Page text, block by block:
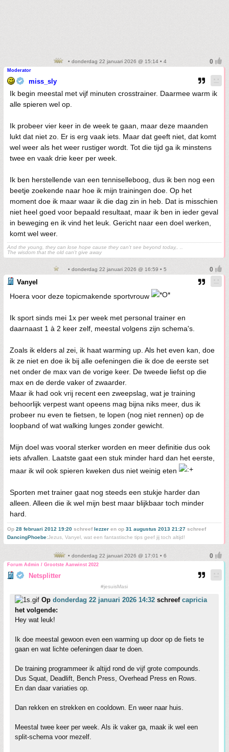
• donderdag 22 januari 2026 @ 15:14 • 4
Moderator
miss_sly
Ik begin meestal met vijf minuten crosstrainer. Daarmee warm ik
alle spieren wel op.
Ik probeer vier keer in de week te gaan, maar deze maanden
lukt dat niet zo. Er is erg vaak iets. Maar dat geeft niet, dat komt
wel weer als het weer rustiger wordt. Tot die tijd ga ik minstens
twee en vaak drie keer per week.
Ik ben herstellende van een tenniselleboog, dus ik ben nog een
beetje zoekende naar hoe ik mijn trainingen doe. Op het
moment doe ik maar waar ik die dag zin in heb. Dat is misschien
niet heel goed voor bepaald resultaat, maar ik ben in ieder geval
in beweging en ik vind het leuk. Gericht naar een doel werken,
komt wel weer.
And the young, they can lose hope cause they can't see beyond today,. ..
The wisdom that the old can't give away
• donderdag 22 januari 2026 @ 16:59 • 5
Vanyel
Hoera voor deze topicmakende sportvrouw
Ik sport sinds mei 1x per week met personal trainer en
daarnaast 1 à 2 keer zelf, meestal volgens zijn schema's.
Zoals ik elders al zei, ik haat warming up. Als het even kan, doe
ik ze niet en doe ik bij alle oefeningen die ik doe de eerste set
net onder de max van de vorige keer. De tweede liefst op die
max en de derde vaker of zwaarder.
Maar ik had ook vrij recent een zweepslag, wat je training
behoorlijk verpest want opeens mag bijna niks meer, dus ik
probeer nu even te fietsen, te lopen (nog niet rennen) op de
loopband of wat walking lunges zonder gewicht.
Mijn doel was vooral sterker worden en meer definitie dus ook
iets afvallen. Laatste gaat een stuk minder hard dan het eerste,
maar ik wil ook spieren kweken dus niet weinig eten
Sporten met trainer gaat nog steeds een stukje harder dan
alleen. Alleen die ik wel mijn best maar blijkbaar toch minder
hard.
Op 28 februari 2012 19:20 schreeflezzer en op 31 augustus 2013 21:27 schreef
DancingPhoebe:Jezus, Vanyel, wat een fantastische tips geef jij toch altijd!
• donderdag 22 januari 2026 @ 17:01 • 6
Forum Admin / Grootste Aanwinst 2022
Netsplitter
#jesuisMasi
Op donderdag 22 januari 2026 14:32 schreef capricia
het volgende:
Hey wat leuk!
Ik doe meestal gewoon even een warming up door op de fiets te
gaan en wat lichte oefeningen daar te doen.
De training programmeer ik altijd rond de vijf grote compounds.
Dus Squat, Deadlift, Bench Press, Overhead Press en Rows.
En dan daar variaties op.
Dan rekken en strekken en cooldown. En weer naar huis.
Meestal twee keer per week. Als ik vaker ga, maak ik wel een
split-schema voor mezelf.